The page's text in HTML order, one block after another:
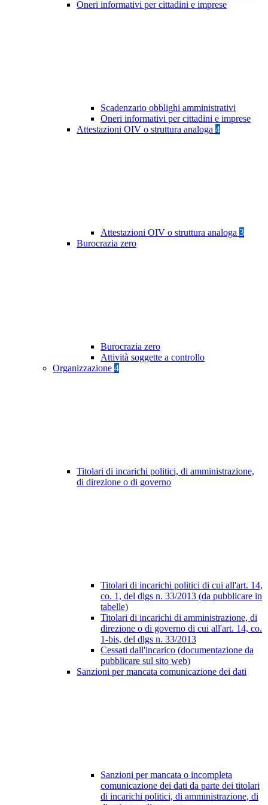
Oneri informativi per cittadini e imprese
Scadenzario obblighi amministrativi
Oneri informativi per cittadini e imprese
Attestazioni OIV o struttura analoga 4
Attestazioni OIV o struttura analoga 3
Burocrazia zero
Burocrazia zero
Attività soggette a controllo
Organizzazione 4
Titolari di incarichi politici, di amministrazione,
di direzione o di governo
Titolari di incarichi politici di cui all'art. 14,
co. 1, del dlgs n. 33/2013 (da pubblicare in
tabelle)
Titolari di incarichi di amministrazione, di
direzione o di governo di cui all'art. 14, co.
1-bis, del dlgs n. 33/2013
Cessati dall'incarico (documentazione da
pubblicare sul sito web)
Sanzioni per mancata comunicazione dei dati
Sanzioni per mancata o incompleta
comunicazione dei dati da parte dei titolari
di incarichi politici, di amministrazione, di